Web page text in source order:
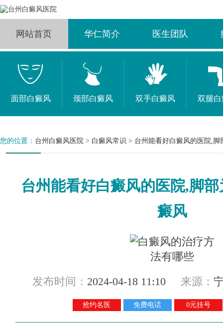
网站首页 华仁简介 医生团队
面部白癜风 颈部白癜风 双手白癜风 双腿
您的位置： 台州白癜风医院 > 白癜风常识 > 台州能看好白癜风的医院,脚
台州能看好白癜风的医院,脚
癜风
发布时间： 2024-04-18 11:10 来源：
抢约名医 免费电话 0元挂号